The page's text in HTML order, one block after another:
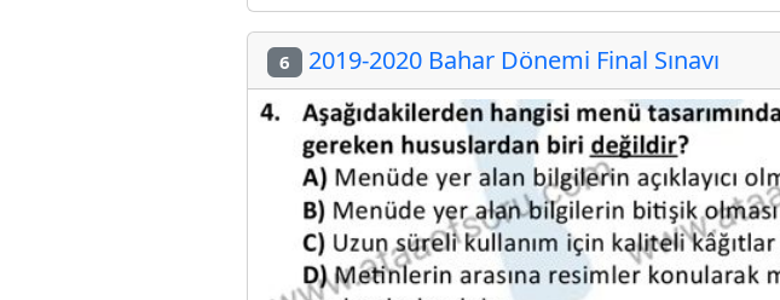
6 2019-2020 Bahar Dönemi Final Sınavı